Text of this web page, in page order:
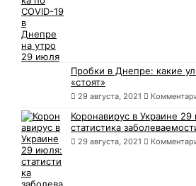
Пробки в Днепре: какие
«стоят»
29 августа, 2021